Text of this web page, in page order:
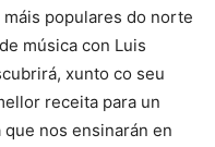
populares do norte
música con Luis
xunto co seu
receita para un
nos ensinarán en